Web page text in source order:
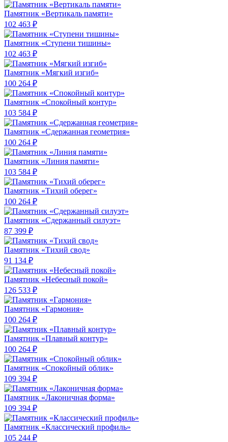
Памятник «Вертикаль памяти»
102 463 ₽
Памятник «Ступени тишины»
102 463 ₽
Памятник «Мягкий изгиб»
100 264 ₽
Памятник «Спокойный контур»
103 584 ₽
Памятник «Сдержанная геометрия»
100 264 ₽
Памятник «Линия памяти»
103 584 ₽
Памятник «Тихий оберег»
100 264 ₽
Памятник «Сдержанный силуэт»
87 399 ₽
Памятник «Тихий свод»
91 134 ₽
Памятник «Небесный покой»
126 533 ₽
Памятник «Гармония»
100 264 ₽
Памятник «Плавный контур»
100 264 ₽
Памятник «Спокойный облик»
109 394 ₽
Памятник «Лаконичная форма»
109 394 ₽
Памятник «Классический профиль»
105 244 ₽